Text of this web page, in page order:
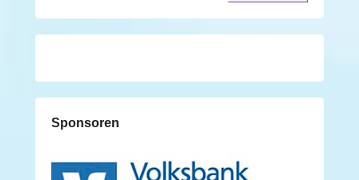
Sponsoren